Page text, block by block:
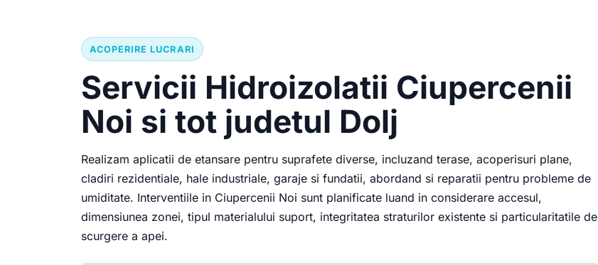
ACOPERIRE LUCRARI
Servicii Hidroizolatii Ciupercenii
Noi si tot judetul Dolj
Realizam aplicatii de etansare pentru suprafete diverse, incluzand terase, acoperisuri plane,
cladiri rezidentiale, hale industriale, garaje si fundatii, abordand si reparatii pentru probleme de
umiditate. Interventiile in Ciupercenii Noi sunt planificate luand in considerare accesul,
dimensiunea zonei, tipul materialului suport, integritatea straturilor existente si particularitatile de
scurgere a apei.